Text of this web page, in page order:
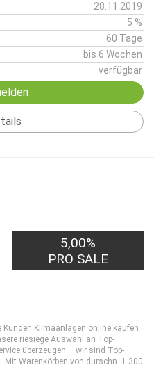
28.11.2019
5 %
60 Tage
bis 6 Wochen
verfügbar
5,00%
PRO SALE
Kunden Klimaanlagen online kaufen
riesiege Auswahl an Top-
überzeugen – wir sind Top-
Mit Warenkörben von durschn. 1.300